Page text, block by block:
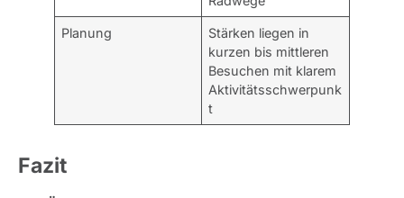
Planung
Stärken liegen in
kurzen bis mittleren
Besuchen mit klarem
Aktivitätsschwerpunk
t
Fazit